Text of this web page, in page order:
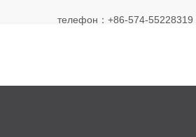
телефон：+86-574-